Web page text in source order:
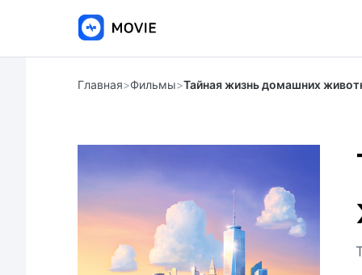
Главная>Фильмы>Тайная жизнь домашних